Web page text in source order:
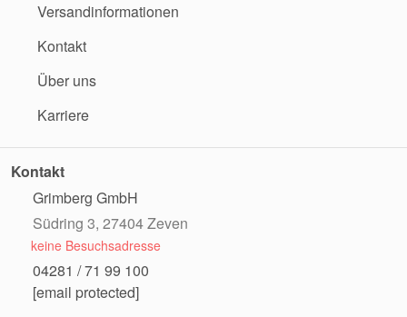
Versandinformationen
Kontakt
Über uns
Karriere
Kontakt
Grimberg GmbH
Südring 3, 27404 Zeven
keine Besuchsadresse
04281 / 71 99 100
[email protected]